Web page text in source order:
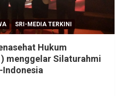
SRI-MEDIA TERKINI
Hukum
menggelar Silaturahmi
Indonesia